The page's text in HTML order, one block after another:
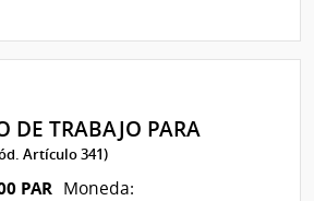
DE TRABAJO PARA
Artículo 341)
PAR Moneda: